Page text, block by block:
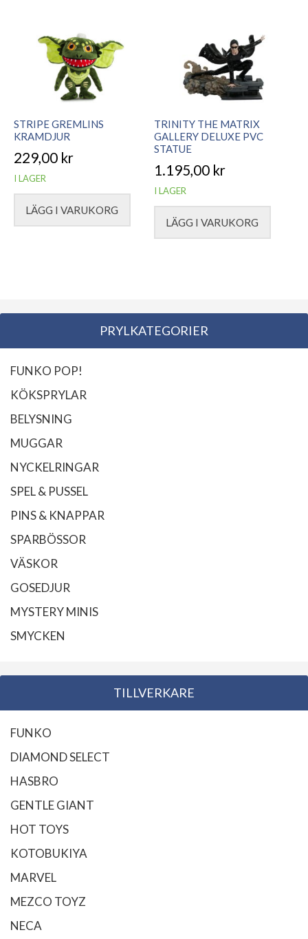
STRIPE GREMLINS
KRAMDJUR
229,00 kr
I LAGER
LÄGG I VARUKORG
TRINITY THE MATRIX
GALLERY DELUXE PVC
STATUE
1.195,00 kr
I LAGER
LÄGG I VARUKORG
PRYLKATEGORIER
FUNKO POP!
KÖKSPRYLAR
BELYSNING
MUGGAR
NYCKELRINGAR
SPEL & PUSSEL
PINS & KNAPPAR
SPARBÖSSOR
VÄSKOR
GOSEDJUR
MYSTERY MINIS
SMYCKEN
TILLVERKARE
FUNKO
DIAMOND SELECT
HASBRO
GENTLE GIANT
HOT TOYS
KOTOBUKIYA
MARVEL
MEZCO TOYZ
NECA